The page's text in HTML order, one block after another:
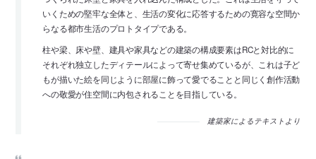
いくための堅牢な全体と、生活の変化に応答するための寛容な空間か
らなる都市生活のプロトタイプである。
柱や梁、床や壁、建具や家具などの建築の構成要素はRCと対比的に
それぞれ独立したディテールによって寄せ集めているが、これは子ど
もが描いた絵を同じように部屋に飾って愛でることと同じく創作活動
への敬愛が住空間に内包されることを目指している。
建築家によるテキストより